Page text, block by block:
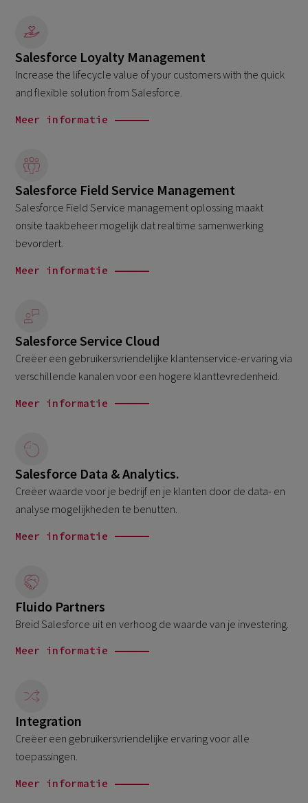
Salesforce Loyalty Management
Increase the lifecycle value of your customers with the quick
and flexible solution from Salesforce.
Meer informatie
Salesforce Field Service Management
Salesforce Field Service management oplossing maakt
onsite taakbeheer mogelijk dat realtime samenwerking
bevordert.
Meer informatie
Salesforce Service Cloud
Creëer een gebruikersvriendelijke klantenservice-ervaring via
verschillende kanalen voor een hogere klanttevredenheid.
Meer informatie
Salesforce Data & Analytics.
Creëer waarde voor je bedrijf en je klanten door de data- en
analyse mogelijkheden te benutten.
Meer informatie
Fluido Partners
Breid Salesforce uit en verhoog de waarde van je investering.
Meer informatie
Integration
Creëer een gebruikersvriendelijke ervaring voor alle
toepassingen.
Meer informatie